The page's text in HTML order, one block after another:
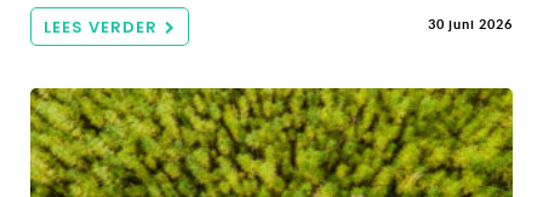
LEES VERDER 30 juni 2026